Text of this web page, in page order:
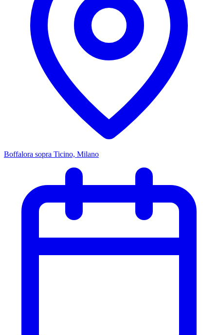
Boffalora sopra Ticino, Milano